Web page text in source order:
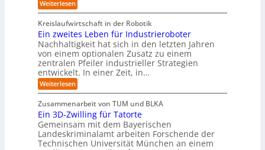
s
i
e
r
u
n
g
s
y
s
t
e
m
o
n
F
o
r
m
w
a
re
n
b
e
n
i
c
-
e
u
O
r
i
e
n
i
e
r
u
n
g
a
l
A
I
i
n
S
P
:
W
i
e
s
a
u
b
e
Weiterlesen:
T
r
e
n
d
A
-
R
e
p
o
t
:
S
i
Kreislaufwirtschaft in der Robotik
Ein zweites Leben für Industrieroboter
Nachhaltigkeit hat sich in den letzten Jahren
von einem optionalen Zusatz zu einem
zentralen Pfeiler industrieller Strategien
entwickelt. In einer Zeit, in…
Weiterlesen:
E
n
z
w
e
i
Zusammenarbeit von TUM und BLKA
Ein 3D-Zwilling für Tatorte
Gemeinsam mit dem Bayerischen
Landeskriminalamt arbeiten Forschende der
Technischen Universität München an einem